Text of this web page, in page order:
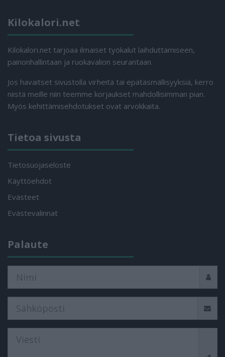
Kilokalori.net
Kilokalori.net tarjoaa ilmaiset työkalut laihduttamiseen,
painonhallintaan ja ruokavalion seurantaan.
Jos havaitset sivustolla virheitä tai epätäsmällisyyksiä, kerro
niistä meille niin teemme korjaukset mahdollisimman pian.
Myös kehittämisehdotukset ovat arvokkaita.
Tietoa sivusta
Tietosuojaseloste
Käyttöehdot
Evästeet
Evästevalinnat
Palaute